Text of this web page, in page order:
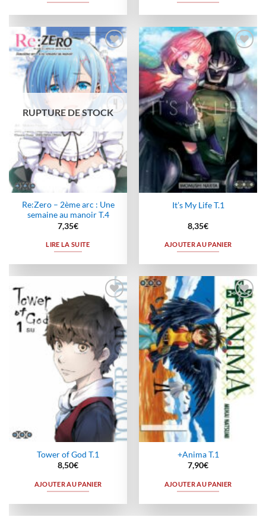
Ajouter
à la
wishlist
RUPTURE DE STOCK
Re:Zero – 2ème arc : Une
semaine au manoir T.4
7,35€
LIRE LA SUITE
Ajouter
à la
wishlist
It’s My Life T.1
8,35€
AJOUTER AU PANIER
Ajouter
à la
wishlist
Tower of God T.1
8,50€
AJOUTER AU PANIER
Ajouter
à la
wishlist
+Anima T.1
7,90€
AJOUTER AU PANIER